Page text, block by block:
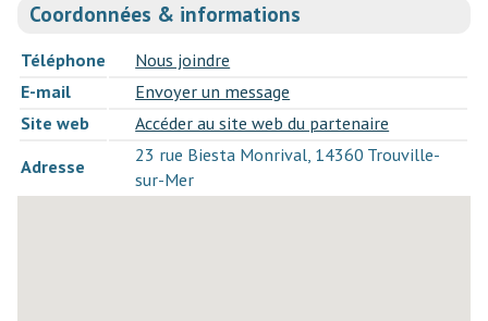
Coordonnées & informations
Téléphone
Nous joindre
E-mail
Envoyer un message
Site web
Accéder au site web du partenaire
Adresse
23 rue Biesta Monrival, 14360 Trouville-
sur-Mer